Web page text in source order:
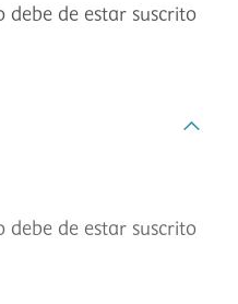
debe de estar suscrito
debe de estar suscrito